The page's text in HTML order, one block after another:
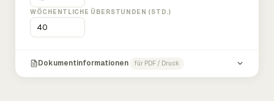
WÖCHENTLICHE ÜBERSTUNDEN (STD.)
Dokumentinformationen für PDF / Druck